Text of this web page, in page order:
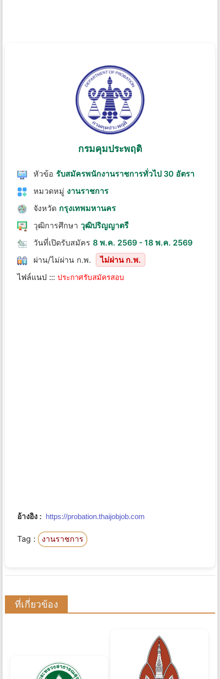
กรมคุมประพฤติ
หัวข้อ รับสมัครพนักงานราชการทั่วไป 30 อัตรา
หมวดหมู่ งานราชการ
จังหวัด กรุงเทพมหานคร
วุฒิการศึกษา วุฒิปริญญาตรี
วันที่เปิดรับสมัคร 8 พ.ค. 2569 - 18 พ.ค. 2569
ผ่าน/ไม่ผ่าน ก.พ.
ไม่ผ่าน ก.พ.
ไฟล์แนป ::: ประกาศรับสมัครสอบ
อ้างอิง : https://probation.thaijobjob.com
Tag : งานราชการ
ที่เกี่ยวข้อง